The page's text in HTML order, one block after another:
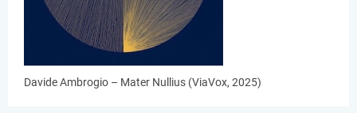
Davide Ambrogio – Mater Nullius (ViaVox, 2025)